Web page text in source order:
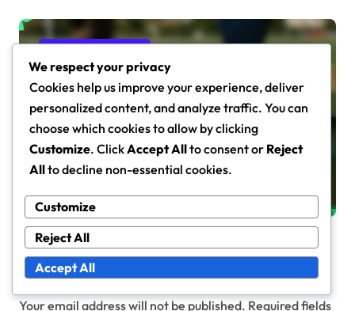
Strategii de formare
Formație defensivă 4-3-2-1:
Dominanță în mijlocul terenului,
Leave a Reply
Your email address will not be published. Required fields
We respect your privacy
Cookies help us improve your experience, deliver
personalized content, and analyze traffic. You can
choose which cookies to allow by clicking
Customize. ClickAccept Allto consent or Reject
Allto decline non-essential cookies.
Customize
Reject All
Accept All